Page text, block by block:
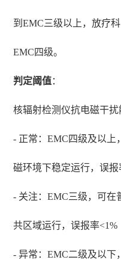
到EMC三级以上，放疗
EMC四级。
判定阈值：
核辐射检测仪抗电磁干扰
- 正常：EMC四级及以上
磁环境下稳定运行，误报
- 关注：EMC三级，可在
共区域运行，误报率<1%
- 异常：EMC二级及以下